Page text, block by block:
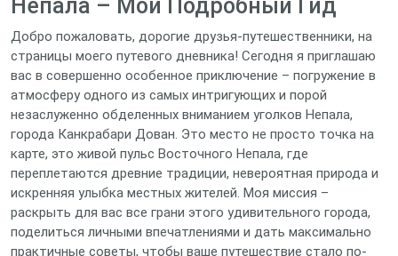
Непала – Мой Подробный Гид
Добро пожаловать, дорогие друзья-путешественники, на
страницы моего путевого дневника! Сегодня я приглашаю
вас в совершенно особенное приключение – погружение в
атмосферу одного из самых интригующих и порой
незаслуженно обделенных вниманием уголков Непала,
города Канкрабари Дован. Это место не просто точка на
карте, это живой пульс Восточного Непала, где
переплетаются древние традиции, невероятная природа и
искренняя улыбка местных жителей. Моя миссия –
раскрыть для вас все грани этого удивительного города,
поделиться личными впечатлениями и дать максимально
практичные советы, чтобы ваше путешествие стало по-